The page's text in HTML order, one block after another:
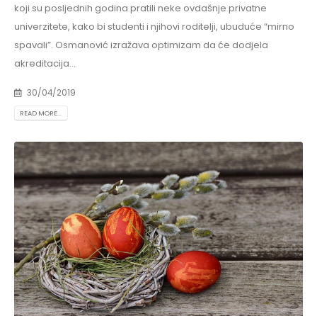
koji su posljednih godina pratili neke ovdašnje privatne
univerzitete, kako bi studenti i njihovi roditelji, ubuduće “mirno
spavali”. Osmanović izražava optimizam da će dodjela
akreditacija...
30/04/2019
READ MORE...